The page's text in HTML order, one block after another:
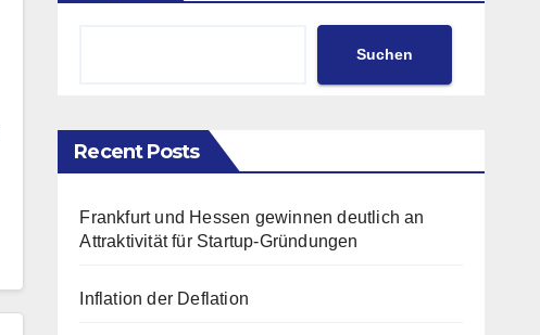
Suchen
Recent Posts
Frankfurt und Hessen gewinnen deutlich an
Attraktivität für Startup-Gründungen
Inflation der Deflation